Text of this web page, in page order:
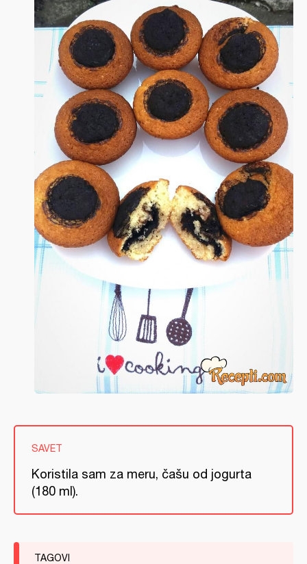
SAVET
Koristila sam za meru, čašu od jogurta
(180 ml).
TAGOVI